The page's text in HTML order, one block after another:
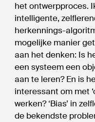
het ontwerpproces.
intelligente,
herkennings-
mogelijke manier
aan het denken: Is
een systeem een
aan te leren? En is
interessant om met
werken? ‘Bias’ in
de bekendste